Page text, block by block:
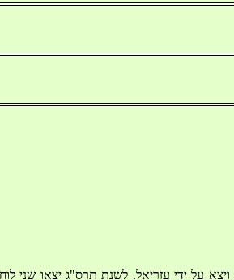
על ידי עזריאל. לשנת תרס"ג יצאו שני